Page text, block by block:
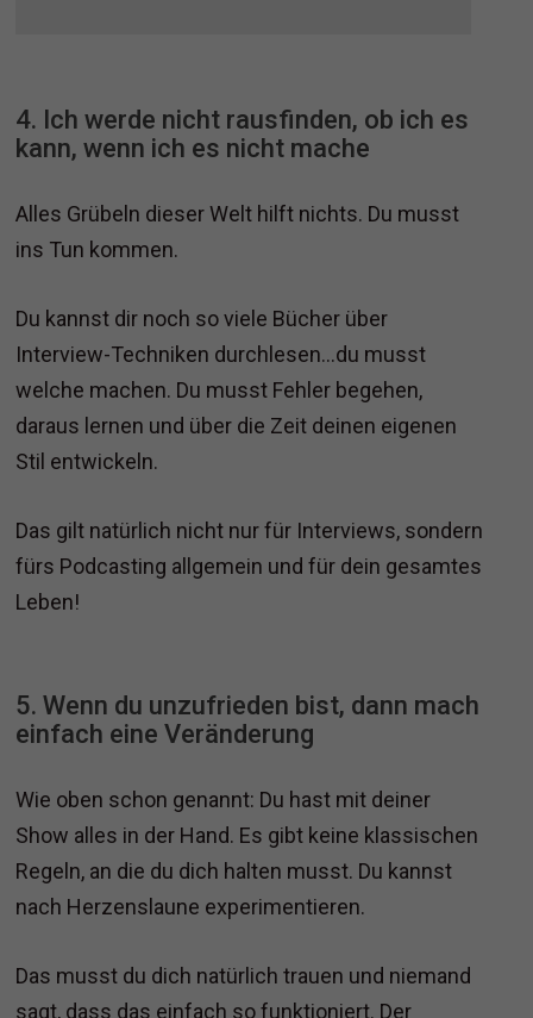
4. Ich werde nicht rausfinden, ob ich es
kann, wenn ich es nicht mache
Alles Grübeln dieser Welt hilft nichts. Du musst
ins Tun kommen.
Du kannst dir noch so viele Bücher über
Interview-Techniken durchlesen...du musst
welche machen. Du musst Fehler begehen,
daraus lernen und über die Zeit deinen eigenen
Stil entwickeln.
Das gilt natürlich nicht nur für Interviews, sondern
fürs Podcasting allgemein und für dein gesamtes
Leben!
5. Wenn du unzufrieden bist, dann mach
einfach eine Veränderung
Wie oben schon genannt: Du hast mit deiner
Show alles in der Hand. Es gibt keine klassischen
Regeln, an die du dich halten musst. Du kannst
nach Herzenslaune experimentieren.
Das musst du dich natürlich trauen und niemand
sagt, dass das einfach so funktioniert. Der